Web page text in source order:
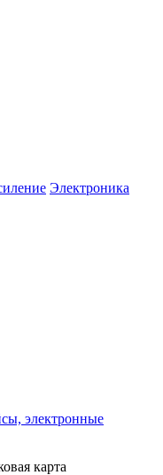
Электроника
электронные
карта